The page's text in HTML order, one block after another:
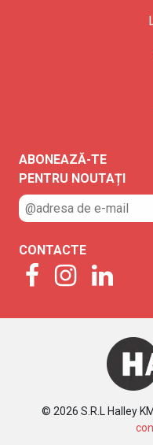
ABONEAZĂ-TE
PENTRU NOUTAȚI
CONTACTE
© 2026 S.R.L Halley KM